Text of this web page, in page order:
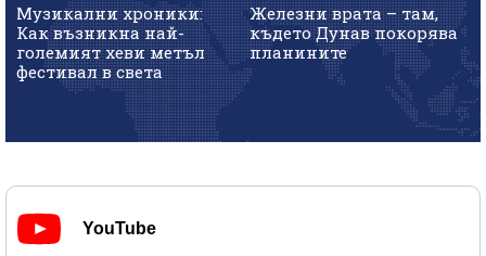
Музикални хроники:
Как възникна най-
големият хеви метъл
фестивал в света
Железни врата – там,
където Дунав покорява
планините
YouTube